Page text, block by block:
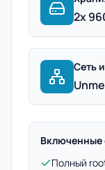
2x
Сеть
Включенные
Полный